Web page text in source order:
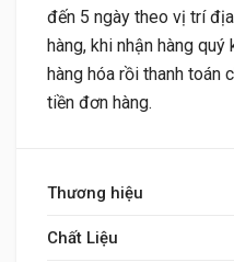
đến 5 ngày theo vị trí
hàng, khi nhận hàng
hàng hóa rồi thanh toán
tiền đơn hàng.
Thương hiệu
Chất Liệu